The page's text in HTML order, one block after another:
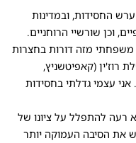
החסידות, ובמדינות
וכן שורשיי הרוחניים.
משפחתי מזה דורות בחצרות
רוז'ין (קאפיטשניץ,
אני עצמי גדלתי בחסידות
רעה להתפלל על ציונו של
את הסיבה העמוקה יותר